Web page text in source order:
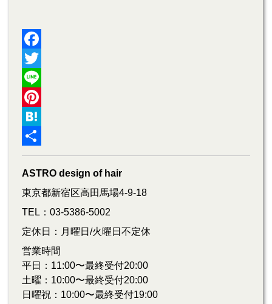
Facebook
Twitter
Line
Pinterest
Hatena
共
有
ASTRO design of hair
東京都新宿区高田馬場4-9-18
TEL：03-5386-5002
定休日：月曜日/火曜日不定休
営業時間
平日：11:00〜最終受付20:00
土曜：10:00〜最終受付20:00
日曜祝：10:00〜最終受付19:00